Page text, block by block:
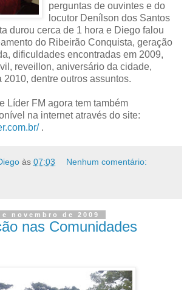
perguntas de ouvintes e do
locutor Denílson dos Santos
durou cerca de 1 hora e Diego falou
do Ribeirão Conquista, geração
dificuldades encontradas em 2009,
reveillon, aniversário da cidade,
2010, dentre outros assuntos.
Líder FM agora tem também
na internet através do site:
.
às 07:03 Nenhum comentário:
novembro de 2009
nas Comunidades